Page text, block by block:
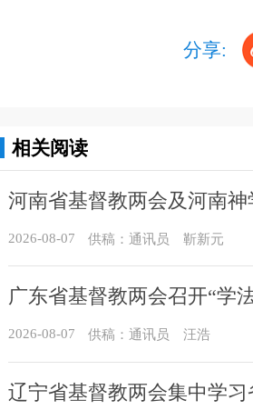
分享:
相关阅读
2026-08-07 供稿：通讯员 靳新元
2026-08-07 供稿：通讯员 汪浩